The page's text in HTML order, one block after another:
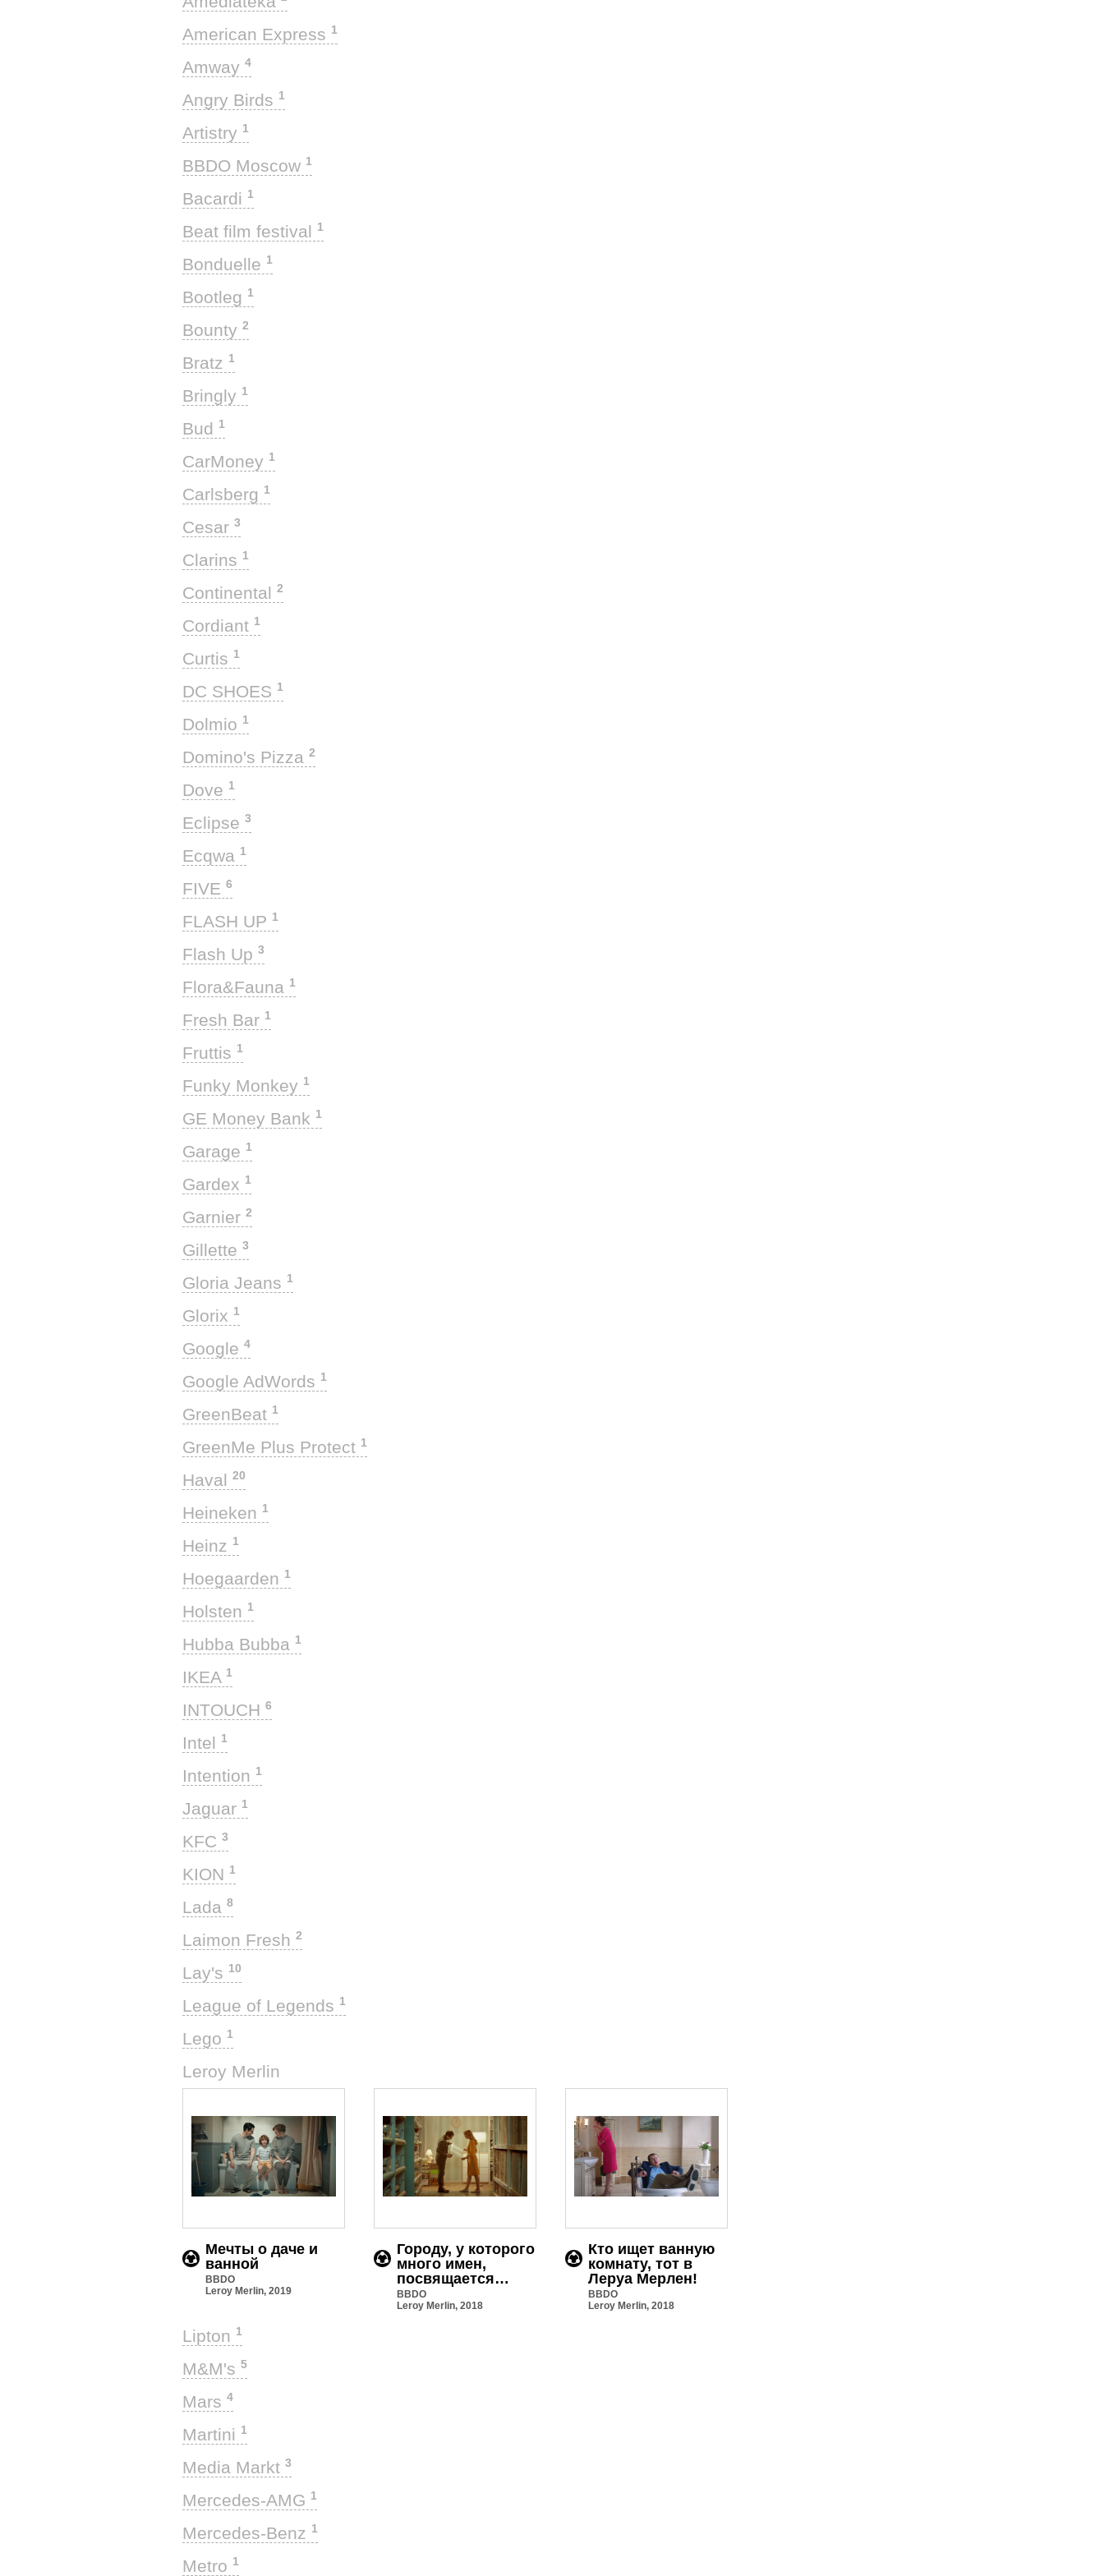
American Express 1
Amway 4
Angry Birds 1
Artistry 1
BBDO Moscow 1
Bacardi 1
Beat film festival 1
Bonduelle 1
Bootleg 1
Bounty 2
Bratz 1
Bringly 1
Bud 1
CarMoney 1
Carlsberg 1
Cesar 3
Clarins 1
Continental 2
Cordiant 1
Curtis 1
DC SHOES 1
Dolmio 1
Domino's Pizza 2
Dove 1
Eclipse 3
Ecqwa 1
FIVE 6
FLASH UP 1
Flash Up 3
Flora&Fauna 1
Fresh Bar 1
Fruttis 1
Funky Monkey 1
GE Money Bank 1
Garage 1
Gardex 1
Garnier 2
Gillette 3
Gloria Jeans 1
Glorix 1
Google 4
Google AdWords 1
GreenBeat 1
GreenMe Plus Protect 1
Haval 20
Heineken 1
Heinz 1
Hoegaarden 1
Holsten 1
Hubba Bubba 1
IKEA 1
INTOUCH 6
Intel 1
Intention 1
Jaguar 1
KFC 3
KION 1
Lada 8
Laimon Fresh 2
Lay's 10
League of Legends 1
Lego 1
Leroy Merlin
Мечты о даче и
ванной
BBDO
Leroy Merlin, 2019
Городу, у которого
много имен,
посвящается…
BBDO
Leroy Merlin, 2018
Кто ищет ванную
комнату, тот в
Леруа Мерлен!
BBDO
Leroy Merlin, 2018
Lipton 1
M&M's 5
Mars 4
Martini 1
Media Markt 3
Mercedes-AMG 1
Mercedes-Benz 1
Metro 1